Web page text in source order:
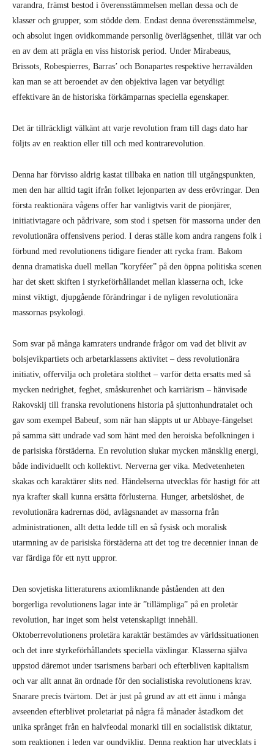
varandra, främst bestod i överensstämmelsen mellan dessa och de
klasser och grupper, som stödde dem. Endast denna överensstämmelse,
och absolut ingen ovidkommande personlig överlägsenhet, tillät var och
en av dem att prägla en viss historisk period. Under Mirabeaus,
Brissots, Robespierres, Barras’ och Bonapartes respektive herravälden
kan man se att beroendet av den objektiva lagen var betydligt
effektivare än de historiska förkämparnas speciella egenskaper.
Det är tillräckligt välkänt att varje revolution fram till dags dato har
följts av en reaktion eller till och med kontrarevolution.
Denna har förvisso aldrig kastat tillbaka en nation till utgångspunkten,
men den har alltid tagit ifrån folket lejonparten av dess erövringar. Den
första reaktionära vågens offer har vanligtvis varit de pionjärer,
initiativtagare och pådrivare, som stod i spetsen för massorna under den
revolutionära offensivens period. I deras ställe kom andra rangens folk i
förbund med revolutionens tidigare fiender att rycka fram. Bakom
denna dramatiska duell mellan ”koryféer” på den öppna politiska scenen
har det skett skiften i styrkeförhållandet mellan klasserna och, icke
minst viktigt, djupgående förändringar i de nyligen revolutionära
massornas psykologi.
Som svar på många kamraters undrande frågor om vad det blivit av
bolsjevikpartiets och arbetarklassens aktivitet – dess revolutionära
initiativ, offervilja och proletära stolthet – varför detta ersatts med så
mycken nedrighet, feghet, småskurenhet och karriärism – hänvisade
Rakovskij till franska revolutionens historia på sjuttonhundratalet och
gav som exempel Babeuf, som när han släppts ut ur Abbaye-fängelset
på samma sätt undrade vad som hänt med den heroiska befolkningen i
de parisiska förstäderna. En revolution slukar mycken mänsklig energi,
både individuellt och kollektivt. Nerverna ger vika. Medvetenheten
skakas och karaktärer slits ned. Händelserna utvecklas för hastigt för att
nya krafter skall kunna ersätta förlusterna. Hunger, arbetslöshet, de
revolutionära kadrernas död, avlägsnandet av massorna från
administrationen, allt detta ledde till en så fysisk och moralisk
utarmning av de parisiska förstäderna att det tog tre decennier innan de
var färdiga för ett nytt uppror.
Den sovjetiska litteraturens axiomliknande påståenden att den
borgerliga revolutionens lagar inte är ”tillämpliga” på en proletär
revolution, har inget som helst vetenskapligt innehåll.
Oktoberrevolutionens proletära karaktär bestämdes av världssituationen
och det inre styrkeförhållandets speciella växlingar. Klasserna själva
uppstod däremot under tsarismens barbari och efterbliven kapitalism
och var allt annat än ordnade för den socialistiska revolutionens krav.
Snarare precis tvärtom. Det är just på grund av att ett ännu i många
avseenden efterblivet proletariat på några få månader åstadkom det
unika språnget från en halvfeodal monarki till en socialistisk diktatur,
som reaktionen i leden var oundviklig. Denna reaktion har utvecklats i